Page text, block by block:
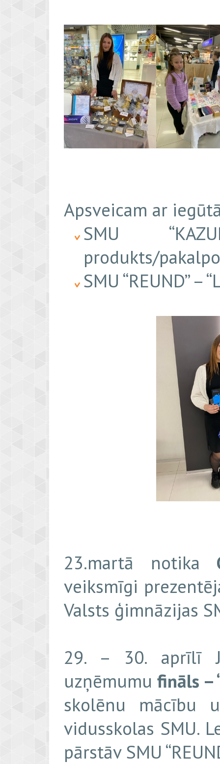
Apsveicam ar
SMU
produkts/
SMU “REUND” –
23.martā notika
veiksmīgi
Valsts ģimnāzijas
29. – 30. aprīlī
uzņēmumu fināls –
skolēnu mācību
vidusskolas SMU.
pārstāv SMU